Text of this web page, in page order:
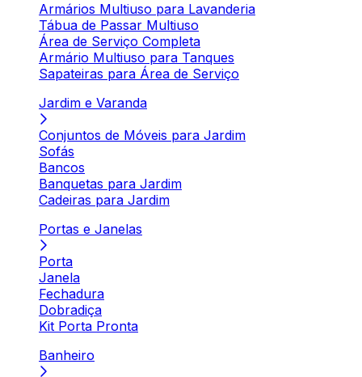
Armários Multiuso para Lavanderia
Tábua de Passar Multiuso
Área de Serviço Completa
Armário Multiuso para Tanques
Sapateiras para Área de Serviço
Jardim e Varanda
Conjuntos de Móveis para Jardim
Sofás
Bancos
Banquetas para Jardim
Cadeiras para Jardim
Portas e Janelas
Porta
Janela
Fechadura
Dobradiça
Kit Porta Pronta
Banheiro